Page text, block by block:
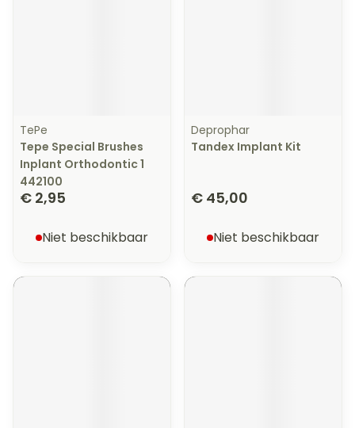
TePe
Tepe Special Brushes
Inplant Orthodontic 1
442100
€ 2,95
Niet beschikbaar
Deprophar
Tandex Implant Kit
€ 45,00
Niet beschikbaar